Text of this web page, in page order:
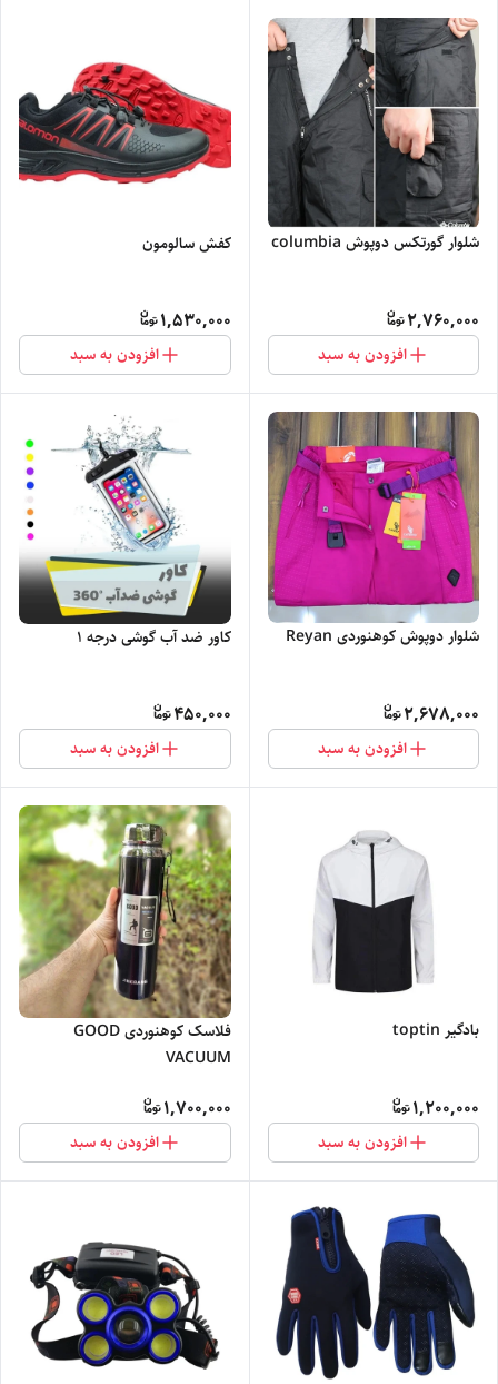
شلوار گورتکس دوپوش columbia
2,760,000
افزودن به سبد
کفش سالومون
1,530,000
افزودن به سبد
شلوار دوپوش کوهنوردی Reyan
2,678,000
افزودن به سبد
کاور ضد آب گوشی درجه 1
450,000
افزودن به سبد
بادگیر toptin
1,200,000
افزودن به سبد
فلاسک کوهنوردی GOOD
VACUUM
1,700,000
افزودن به سبد